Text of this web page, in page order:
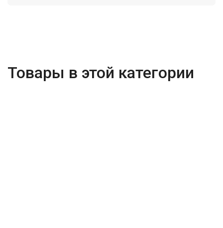
Товары в этой категории